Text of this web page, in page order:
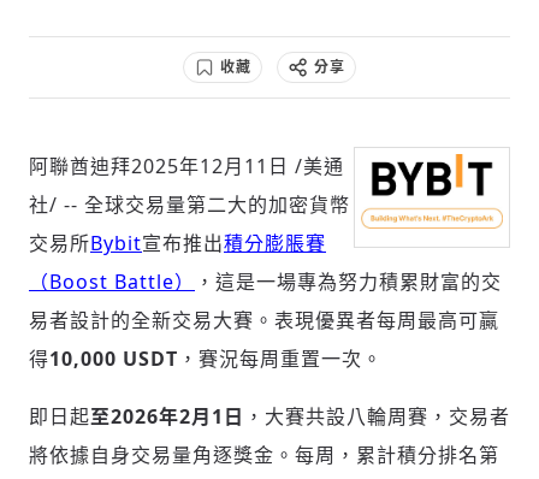
科技
社會
人文
收藏 分享
阿聯酋迪拜2025年12月11日 /美通
社/ -- 全球交易量第二大的加密貨幣
交易所Bybit宣布推出積分膨脹賽
（Boost Battle）
，這是一場專為努力積累財富的交
易者設計的全新交易大賽。表現優異者每周最高可贏
得10,000 USDT ，賽況每周重置一次。
即日起至2026年2月1日 ，大賽共設八輪周賽，交易者
將依據自身交易量角逐獎金。每周，累計積分排名第